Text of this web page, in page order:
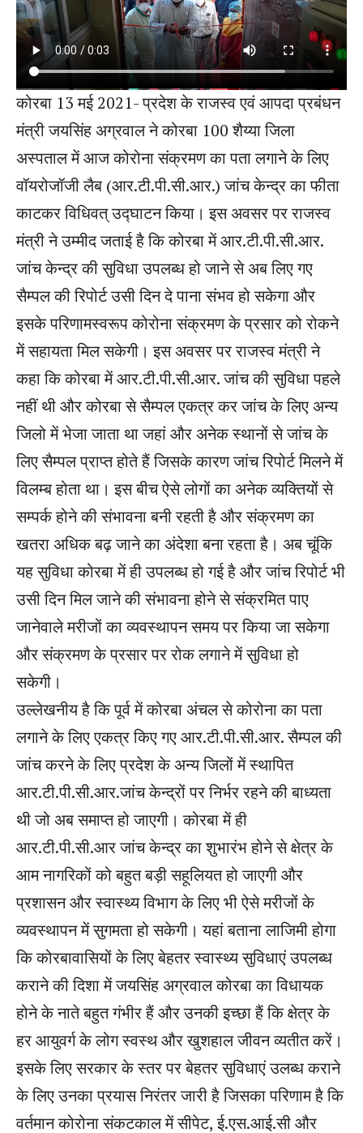
कोरबा 13 मई 2021- प्रदेश के राजस्व एवं आपदा प्रबंधन
मंत्री जयसिंह अग्रवाल ने कोरबा 100 शैय्या जिला
अस्पताल में आज कोरोना संक्रमण का पता लगाने के लिए
वॉयरोजॉजी लैब (आर.टी.पी.सी.आर.) जांच केन्द्र का फीता
काटकर विधिवत् उद्घाटन किया। इस अवसर पर राजस्व
मंत्री ने उम्मीद जताई है कि कोरबा में आर.टी.पी.सी.आर.
जांच केन्द्र की सुविधा उपलब्ध हो जाने से अब लिए गए
सैम्पल की रिपोर्ट उसी दिन दे पाना संभव हो सकेगा और
इसके परिणामस्वरूप कोरोना संक्रमण के प्रसार को रोकने
में सहायता मिल सकेगी। इस अवसर पर राजस्व मंत्री ने
कहा कि कोरबा में आर.टी.पी.सी.आर. जांच की सुविधा पहले
नहीं थी और कोरबा से सैम्पल एकत्र कर जांच के लिए अन्य
जिलो में भेजा जाता था जहां और अनेक स्थानों से जांच के
लिए सैम्पल प्राप्त होते हैं जिसके कारण जांच रिपोर्ट मिलने में
विलम्ब होता था। इस बीच ऐसे लोगों का अनेक व्यक्तियों से
सम्पर्क होने की संभावना बनी रहती है और संक्रमण का
खतरा अधिक बढ़ जाने का अंदेशा बना रहता है। अब चूंकि
यह सुविधा कोरबा में ही उपलब्ध हो गई है और जांच रिपोर्ट भी
उसी दिन मिल जाने की संभावना होने से संक्रमित पाए
जानेवाले मरीजों का व्यवस्थापन समय पर किया जा सकेगा
और संक्रमण के प्रसार पर रोक लगाने में सुविधा हो
सकेगी।
उल्लेखनीय है कि पूर्व में कोरबा अंचल से कोरोना का पता
लगाने के लिए एकत्र किए गए आर.टी.पी.सी.आर. सैम्पल की
जांच करने के लिए प्रदेश के अन्य जिलों में स्थापित
आर.टी.पी.सी.आर.जांच केन्द्रों पर निर्भर रहने की बाध्यता
थी जो अब समाप्त हो जाएगी। कोरबा में ही
आर.टी.पी.सी.आर जांच केन्द्र का शुभारंभ होने से क्षेत्र के
आम नागरिकों को बहुत बड़ी सहूलियत हो जाएगी और
प्रशासन और स्वास्थ्य विभाग के लिए भी ऐसे मरीजों के
व्यवस्थापन में सुगमता हो सकेगी। यहां बताना लाजिमी होगा
कि कोरबावासियों के लिए बेहतर स्वास्थ्य सुविधाएं उपलब्ध
कराने की दिशा में जयसिंह अग्रवाल कोरबा का विधायक
होने के नाते बहुत गंभीर हैं और उनकी इच्छा हैं कि क्षेत्र के
हर आयुवर्ग के लोग स्वस्थ और खुशहाल जीवन व्यतीत करें।
इसके लिए सरकार के स्तर पर बेहतर सुविधाएं उलब्ध कराने
के लिए उनका प्रयास निरंतर जारी है जिसका परिणाम है कि
वर्तमान कोरोना संकटकाल में सीपेट, ई.एस.आई.सी और